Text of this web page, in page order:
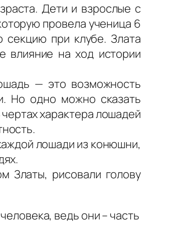
Дети и взрослые с
провела ученица 6
при клубе. Злата
влияние на ход истории
— это возможность
Но одно можно сказать
характера лошадей
лошади из конюшни,
Златы, рисовали голову
ведь они – часть